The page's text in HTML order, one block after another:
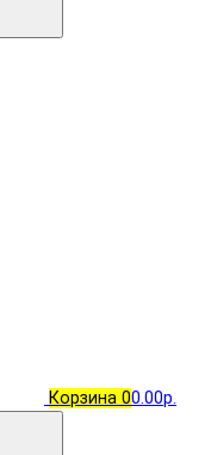
Корзина 00.00р.